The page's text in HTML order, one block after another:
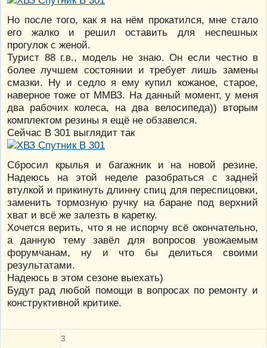
Но после того, как я на нём прокатился, мне стало
его жалко и решил оставить для неспешных
прогулок с женой.
Турист 88 г.в., модель не знаю. Он если честно в
более лучшем состоянии и требует лишь замены
смазки. Ну и седло я ему купил кожаное, старое,
наверное тоже от ММВЗ. На данный момент, у меня
два рабочих колеса, на два велосипеда)) вторым
комплектом резины я ещё не обзавелся.
Сейчас В 301 выглядит так
Сбросил крылья и багажник и на новой резине.
Надеюсь на этой неделе разобраться с задней
втулкой и прикинуть длинну спиц для переспицовки,
заменить тормозную ручку на баране под верхний
хват и всё же залезть в каретку.
Хочется верить, что я не испорчу всё окончательно,
а данную тему завёл для вопросов увожаемым
форумчанам, ну и что бы делиться своими
результатами.
Надеюсь в этом сезоне выехать)
Будут рад любой помощи в вопросах по ремонту и
конструктивной критике.
3